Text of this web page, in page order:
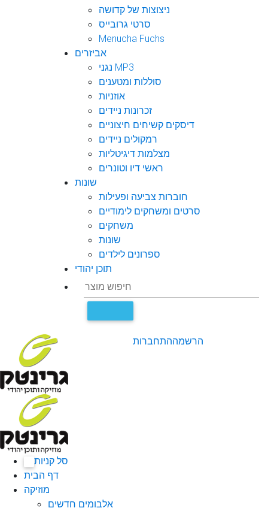
ניצוצות של קדושה
סרטי גרובייס
Menucha Fuchs
אביזרים
נגני MP3
סוללות ומטענים
אוזניות
זכרונות ניידים
דיסקים קשיחים חיצוניים
רמקולים ניידים
מצלמות דיגיטליות
ראשי דיו וטונרים
שונות
חוברות צביעה ופעילות
סרטים ומשחקים לימודיים
משחקים
שונות
ספרונים לילדים
תוכן יהודי
התחברותהרשמה
סל קניות
דף הבית
מוזיקה
אלבומים חדשים